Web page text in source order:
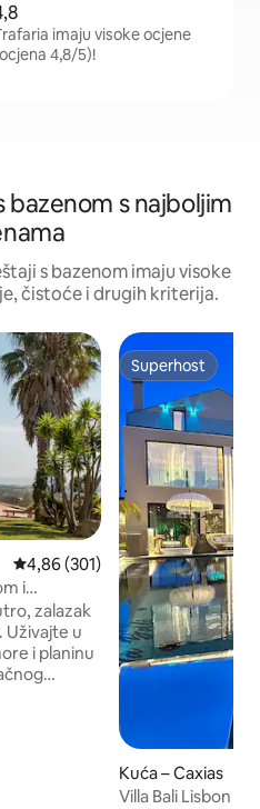
imaju visoke ocjene
4,8/5)!
bazenom s najboljim
s bazenom imaju visoke
čistoće i drugih kriterija.
„Odabrali gosti”
Prosječna ocjena: 4,86/5,
4,86 (301)
i
i planine
zalazak
Uživajte u
i planinu
Superhost
Superhost
Kuća – Caxias
Villa Bali Lisbon